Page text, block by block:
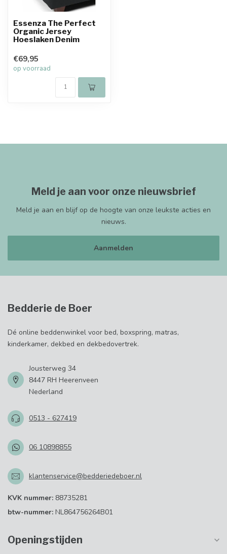
Essenza The Perfect
Organic Jersey
Hoeslaken Denim
€69,95
op voorraad
Meld je aan voor onze nieuwsbrief
Meld je aan en blijf op de hoogte van onze leukste acties en
nieuws.
Aanmelden
Bedderie de Boer
Dé online beddenwinkel voor bed, boxspring, matras,
kinderkamer, dekbed en dekbedovertrek.
Jousterweg 34
8447 RH Heerenveen
Nederland
0513 - 627419
06 10898855
klantenservice@bedderiedeboer.nl
KVK nummer: 88735281
btw-nummer: NL864756264B01
Openingstijden